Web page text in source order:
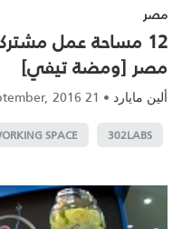
مصر
12 مساحة عمل
مصر [ومضة تيفي]
ألين مايارد •
21 September, 2016
302LABS
SPACE